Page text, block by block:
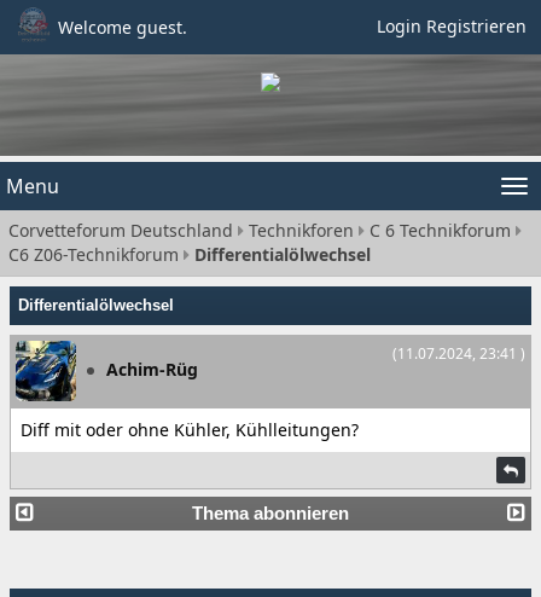
Welcome guest. Login Registrieren
Menu
Corvetteforum Deutschland Technikforen
C 6 Technikforum
C6 Z06-Technikforum
Differentialölwechsel
Differentialölwechsel
(11.07.2024, 23:41 )
Achim-Rüg
Diff mit oder ohne Kühler, Kühlleitungen?
Thema abonnieren